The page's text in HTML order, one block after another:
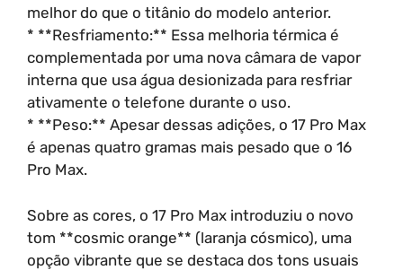
melhor do que o titânio do modelo anterior.
* **Resfriamento:** Essa melhoria térmica é
complementada por uma nova câmara de vapor
interna que usa água desionizada para resfriar
ativamente o telefone durante o uso.
* **Peso:** Apesar dessas adições, o 17 Pro Max
é apenas quatro gramas mais pesado que o 16
Pro Max.
Sobre as cores, o 17 Pro Max introduziu o novo
tom **cosmic orange** (laranja cósmico), uma
opção vibrante que se destaca dos tons usuais